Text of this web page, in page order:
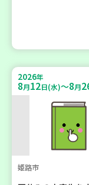
2026年
8月12日(水)～8月
姫路市